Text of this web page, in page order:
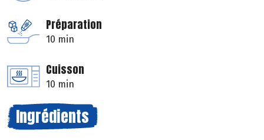
Préparation
10 min
Cuisson
10 min
Ingrédients